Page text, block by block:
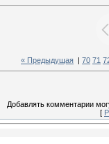
« Предыдущая 70 71
Добавлять комментарии
[